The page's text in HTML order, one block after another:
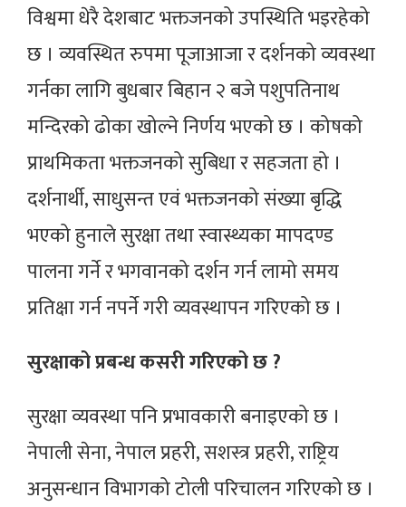
विश्वमा धेरै देशबाट भक्तजनको उपस्थिति भइरहेको
छ । व्यवस्थित रुपमा पूजाआजा र दर्शनको व्यवस्था
गर्नका लागि बुधबार बिहान २ बजे पशुपतिनाथ
मन्दिरको ढोका खोल्ने निर्णय भएको छ । कोषको
प्राथमिकता भक्तजनको सुबिधा र सहजता हो ।
दर्शनार्थी, साधुसन्त एवं भक्तजनको संख्या बृद्धि
भएको हुनाले सुरक्षा तथा स्वास्थ्यका मापदण्ड
पालना गर्ने र भगवानको दर्शन गर्न लामो समय
प्रतिक्षा गर्न नपर्ने गरी व्यवस्थापन गरिएको छ ।
सुरक्षाको प्रबन्ध कसरी गरिएको छ ?
सुरक्षा व्यवस्था पनि प्रभावकारी बनाइएको छ ।
नेपाली सेना, नेपाल प्रहरी, सशस्त्र प्रहरी, राष्ट्रिय
अनुसन्धान विभागको टोली परिचालन गरिएको छ ।